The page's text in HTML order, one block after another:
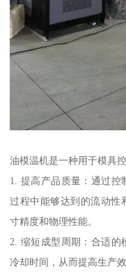
油模温机是一种用于模具
1. 提高产品质量：通过控
过程中能够达到的流动性
寸精度和物理性能。
2. 缩短成型周期：合适的
冷却时间，从而提高生产